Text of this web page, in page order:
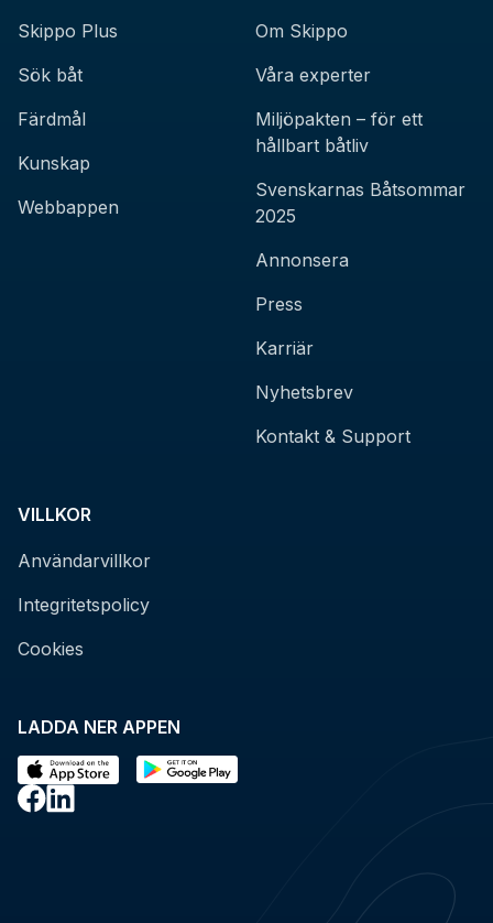
LADDA NER APPEN
Skippo Plus
Sök båt
Färdmål
Kunskap
Webbappen
Om Skippo
Våra experter
Miljöpakten – för ett
hållbart båtliv
Svenskarnas Båtsommar
2025
Annonsera
Press
Karriär
Nyhetsbrev
Kontakt & Support
VILLKOR
Användarvillkor
Integritetspolicy
Cookies